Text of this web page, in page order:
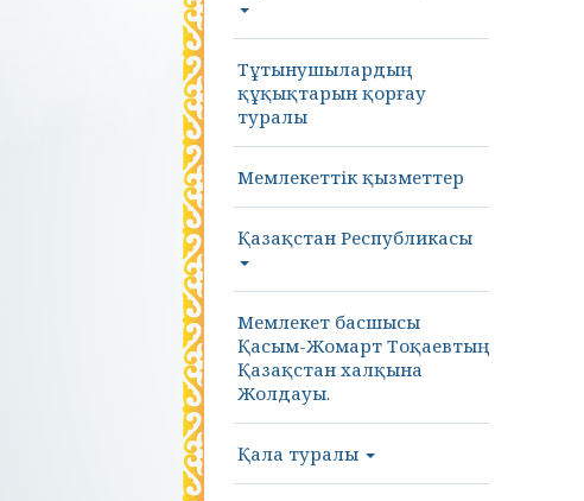
Тұтынушылардың
құқықтарын қорғау
туралы
Мемлекеттік қызметтер
Қазақстан Республикасы
Мемлекет басшысы
Қасым-Жомарт Тоқаевтың
Қазақстан халқына
Жолдауы.
Қала туралы